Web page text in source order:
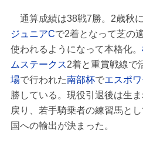
通算成績は38戦7勝。2歳秋
ジュニアCで2着となって芝の
使われるようになって本格化。
ムステークス2着と重賞戦線で
場で行われた南部杯でエスポ
勝している。現役引退後は生
戻り、若手騎乗者の練習馬と
国への輸出が決まった。